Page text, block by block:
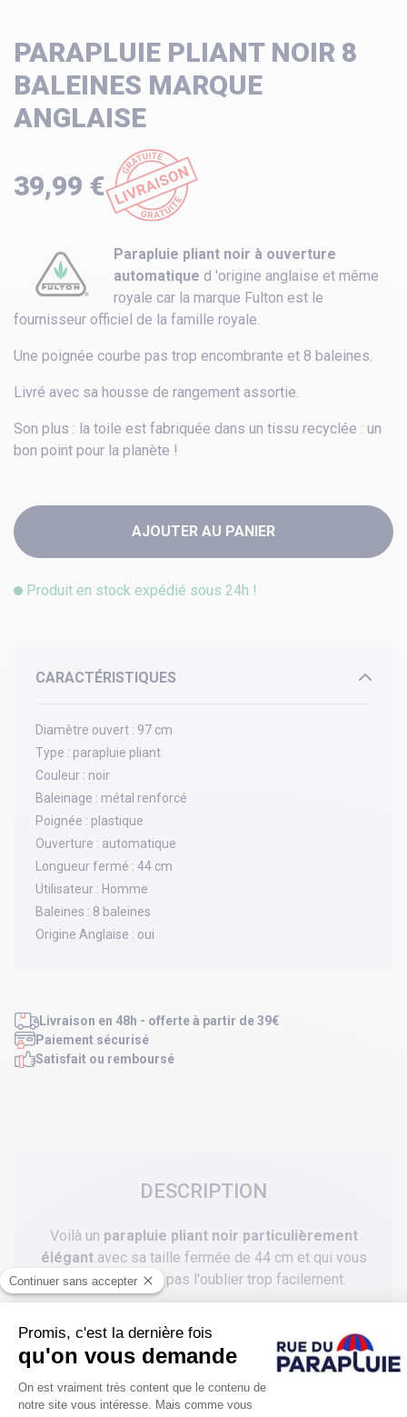
PARAPLUIE PLIANT NOIR 8
BALEINES MARQUE
ANGLAISE
39,99 €
Parapluie pliant noir à ouverture
automatique d 'origine anglaise et même
royale car la marque Fulton est le
fournisseur officiel de la famille royale.
Une poignée courbe pas trop encombrante et 8 baleines.
Livré avec sa housse de rangement assortie.
Son plus : la toile est fabriquée dans un tissu recyclée : un
bon point pour la planète !
AJOUTER AU PANIER
Produit en stock expédié sous 24h !
CARACTÉRISTIQUES
Diamètre ouvert : 97 cm
Type : parapluie pliant
Couleur : noir
Baleinage : métal renforcé
Poignée : plastique
Ouverture : automatique
Longueur fermé : 44 cm
Utilisateur : Homme
Baleines : 8 baleines
Origine Anglaise : oui
Livraison en 48h - offerte à partir de 39€
Paiement sécurisé
Satisfait ou remboursé
DESCRIPTION
Voilà un parapluie pliant noir particulièrement
élégantavec sa taille fermée de 44 cm et qui vous
permettra de ne pas l'oublier trop facilement.
étui de rangement
Son origine anglaise est sans doute pour beaucoup.